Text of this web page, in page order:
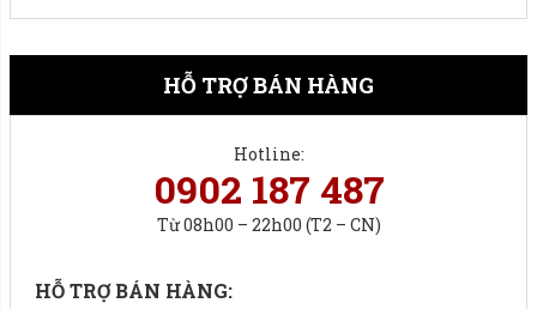
Vật liệu chế tạo lên cân.
HỖ TRỢ BÁN HÀNG
Hotline:
0902 187 487
Từ 08h00 – 22h00 (T2 – CN)
HỖ TRỢ BÁN HÀNG: